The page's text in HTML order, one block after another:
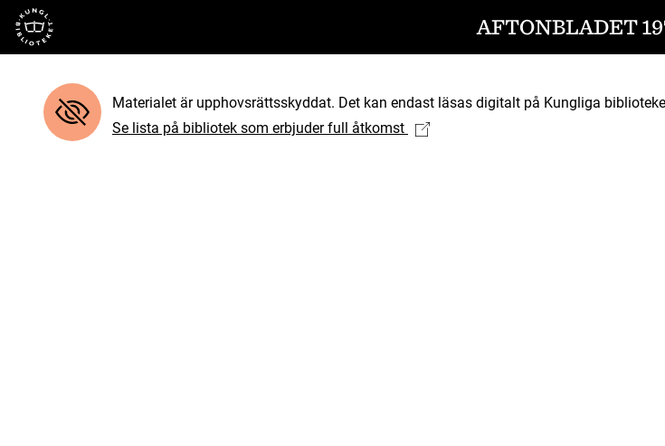
Till startsidan AFTONBLADET
Materialet är upphovsrättsskyddat. Det kan endast läsas digitalt på Kungliga
Se lista på bibliotek som erbjuder full åtkomst